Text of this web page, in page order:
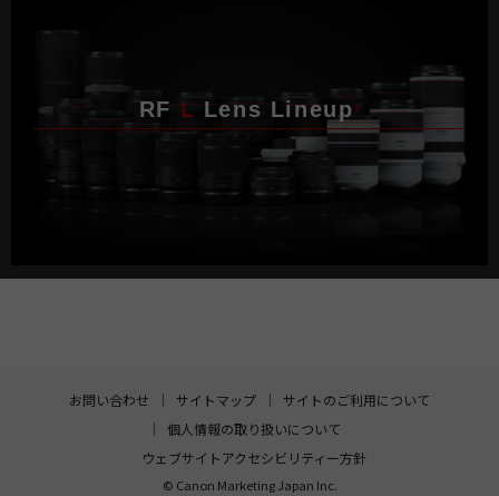
RFLLens Lineup
お問い合わせ サイトマップ
サイトのご利用について
個人情報の取り扱いについて
ウェブサイトアクセシビリティー方針
© Canon Marketing Japan Inc.